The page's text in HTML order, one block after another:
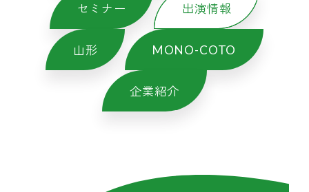
セミナー 出演情報
山形 MONO-COTO
企業紹介